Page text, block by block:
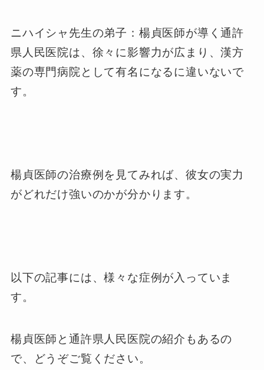
ニハイシャ先生の弟子：楊貞医師が導く通許
県人民医院は、徐々に影響力が広まり、漢方
薬の専門病院として有名になるに違いないで
す。
楊貞医師の治療例を見てみれば、彼女の実力
がどれだけ強いのかが分かります。
以下の記事には、様々な症例が入っていま
す。
楊貞医師と通許県人民医院の紹介もあるの
で、どうぞご覧ください。